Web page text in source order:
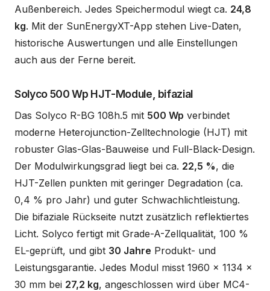
Außenbereich. Jedes Speichermodul wiegt ca. 24,8
kg. Mit der SunEnergyXT-App stehen Live-Daten,
historische Auswertungen und alle Einstellungen
auch aus der Ferne bereit.
Solyco 500 Wp HJT-Module, bifazial
Das Solyco R-BG 108h.5 mit 500 Wp verbindet
moderne Heterojunction-Zelltechnologie (HJT) mit
robuster Glas-Glas-Bauweise und Full-Black-Design.
Der Modulwirkungsgrad liegt bei ca. 22,5 %, die
HJT-Zellen punkten mit geringer Degradation (ca.
0,4 % pro Jahr) und guter Schwachlichtleistung.
Die bifaziale Rückseite nutzt zusätzlich reflektiertes
Licht. Solyco fertigt mit Grade-A-Zellqualität, 100 %
EL-geprüft, und gibt 30 Jahre Produkt- und
Leistungsgarantie. Jedes Modul misst 1960 x 1134 x
30 mm bei 27,2 kg, angeschlossen wird über MC4-